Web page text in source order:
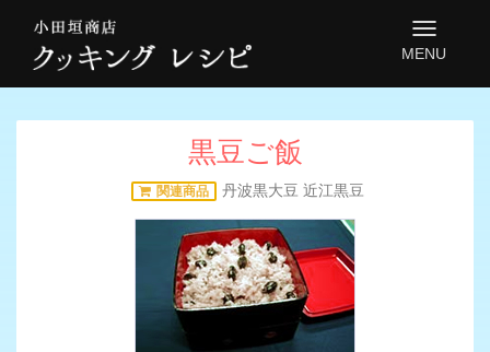
MENU
黒豆ご飯
関連商品 丹波黒大豆 近江黒豆